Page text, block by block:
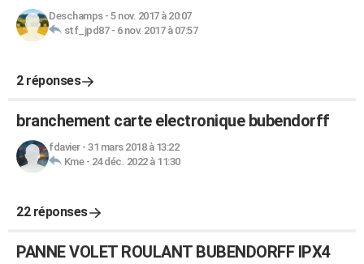
Deschamps- 5 nov. 2017 à 20:07
stf_jpd87- 6 nov. 2017 à 07:57
2 réponses
branchement carte electronique bubendorff
fdavier- 31 mars 2018 à 13:22
Kme- 24 déc. 2022 à 11:30
22 réponses
PANNE VOLET ROULANT BUBENDORFF IPX4